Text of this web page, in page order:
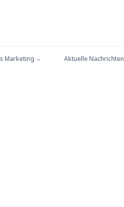
Marketing Aktuelle Nachrichten